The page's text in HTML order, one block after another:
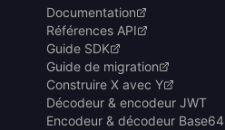
Documentation
Références API
Guide SDK
Guide de migration
Construire X avec Y
Décodeur & encodeur JWT
Encodeur & décodeur Base64